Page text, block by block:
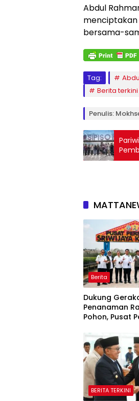
Abdul
bersama-
Tag:
Berita terkini
Penulis:
Berita
Dukung
Penanaman
Pohon, Pusat
Jaringan
Nasional*
BERITA TERKINI